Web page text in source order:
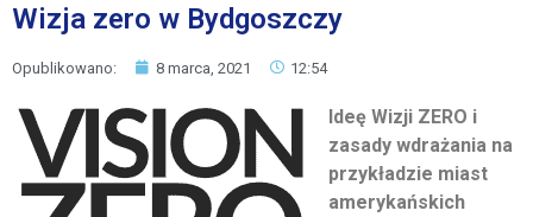
Wizja zero w Bydgoszczy
Opublikowano: 8 marca, 2021 12:54
Ideę Wizji ZERO i
zasady wdrażania na
przykładzie miast
amerykańskich